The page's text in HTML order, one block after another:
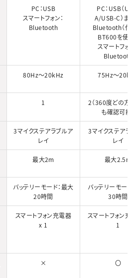
PC：USB
スマートフォン：
Bluetooth
PC：USB（
A/USB-C）ま
Bluetooth（付
BT600を使用
スマートフォン
Bluetooth
80Hz～20kHz 75Hz～
1
2（360度どの方
も確認可能）
3マイクステアラブルア
レイ
3マイクステアラ
レイ
最大2m 最大2.5m
バッテリーモード：最大
20時間
バッテリーモード
30時間
スマートフォン充電器
x 1
スマートフォン充
1
× 〇